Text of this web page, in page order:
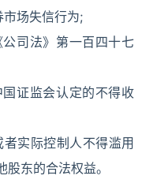
场失信行为;
司法》第一百四十七
证监会认定的不得收
实际控制人不得滥用
东的合法权益。